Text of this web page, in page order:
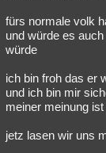
fürs normale volk
und würde es
würde
ich bin froh das er
und ich bin mir
meiner meinung ist
jetz lasen wir uns